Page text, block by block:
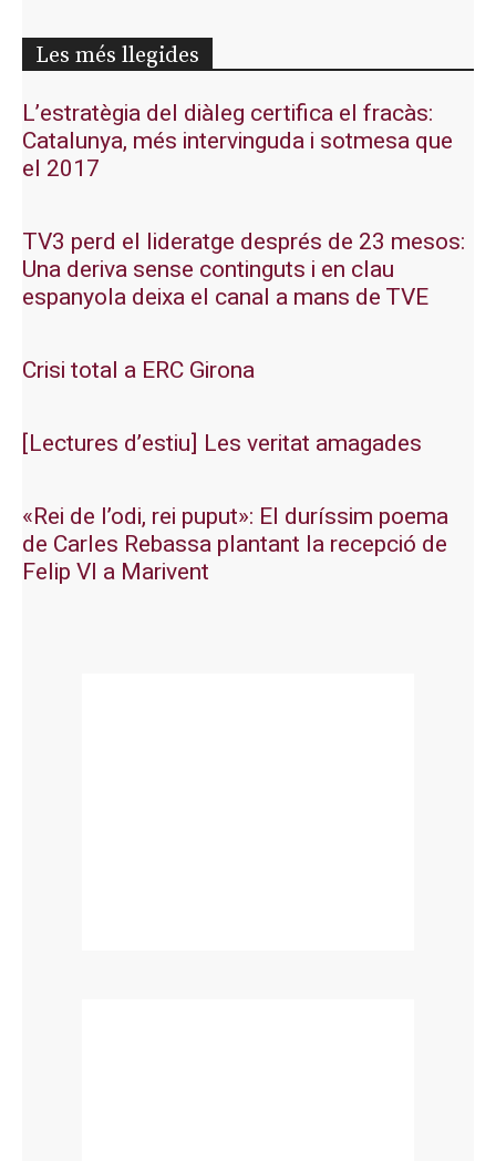
Les més llegides
L’estratègia del diàleg certifica el fracàs:
Catalunya, més intervinguda i sotmesa que
el 2017
TV3 perd el lideratge després de 23 mesos:
Una deriva sense continguts i en clau
espanyola deixa el canal a mans de TVE
Crisi total a ERC Girona
[Lectures d’estiu] Les veritat amagades
«Rei de l’odi, rei puput»: El duríssim poema
de Carles Rebassa plantant la recepció de
Felip VI a Marivent